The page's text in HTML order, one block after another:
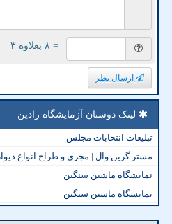
= ۸ بعلاوه ۳
ارسال نظر
لینک دوستان آزمایشگاه رادین
تبلیغات انتخابات مجلس
مستر گرین وال | مجری و طراح انواع
نمایشگاه ماشین سنگین
نمایشگاه ماشین سنگین